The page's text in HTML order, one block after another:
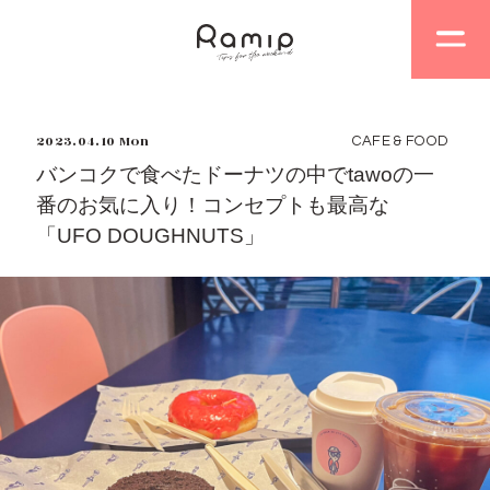
バンコクで食べたドーナツの中でtawoの一
番のお気に入り！コンセプトも最高な
「UFO DOUGHNUTS」
2023.04.10 Mon CAFE & FOOD